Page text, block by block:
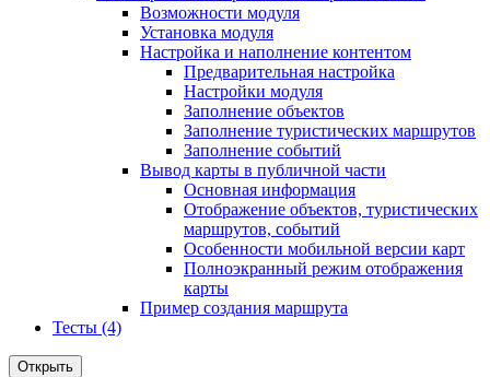
Возможности модуля
Установка модуля
Настройка и наполнение контентом
Предварительная настройка
Настройки модуля
Заполнение объектов
Заполнение туристических маршрутов
Заполнение событий
Вывод карты в публичной части
Основная информация
Отображение объектов, туристических
маршрутов, событий
Особенности мобильной версии карт
Полноэкранный режим отображения
карты
Пример создания маршрута
Тесты (4)
Открыть